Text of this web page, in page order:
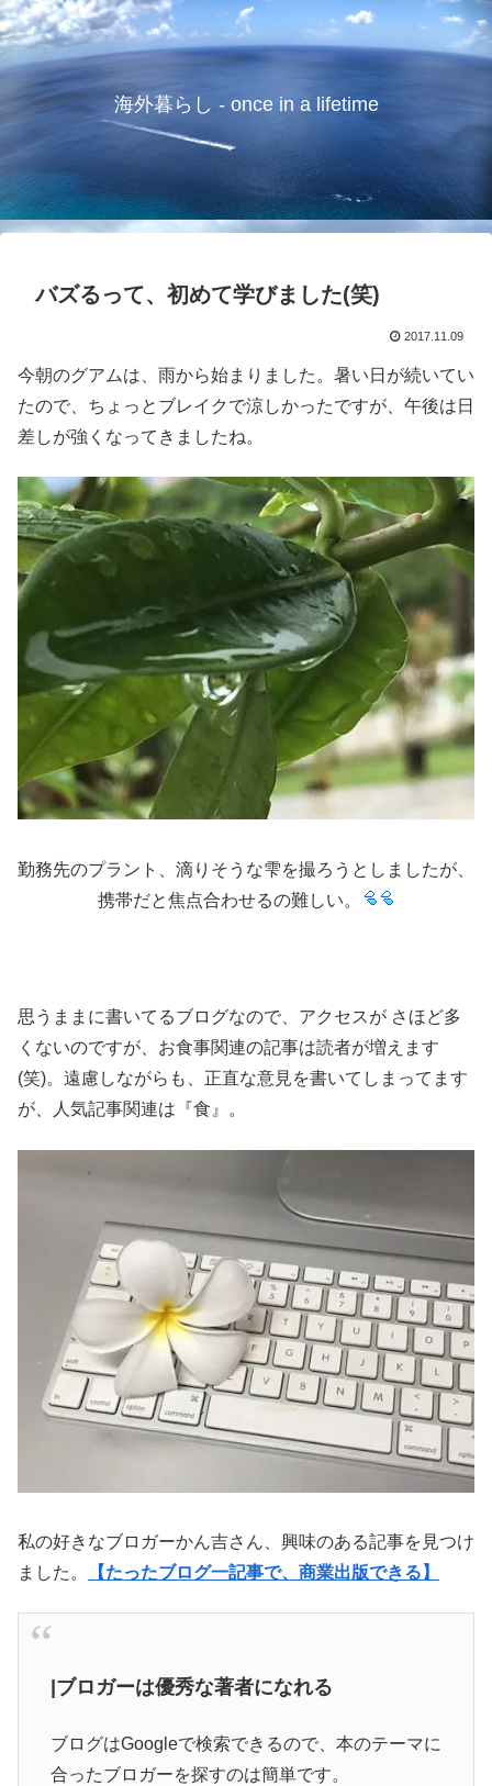
海外暮らし - once in a lifetime
バズるって、初めて学びました(笑)
2017.11.09
今朝のグアムは、雨から始まりました。暑い日が続いてい
たので、ちょっとブレイクで涼しかったですが、午後は日
差しが強くなってきましたね。
勤務先のプラント、滴りそうな雫を撮ろうとしましたが、
携帯だと焦点合わせるの難しい。
思うままに書いてるブログなので、アクセスが さほど多
くないのですが、お食事関連の記事は読者が増えます
(笑)。遠慮しながらも、正直な意見を書いてしまってます
が、人気記事関連は『食』。
私の好きなブロガーかん吉さん、興味のある記事を見つけ
ました。
【たったブログ一記事で、商業出版できる】
|ブロガーは優秀な著者になれる
ブログはGoogleで検索できるので、本のテーマに
合ったブロガーを探すのは簡単です。